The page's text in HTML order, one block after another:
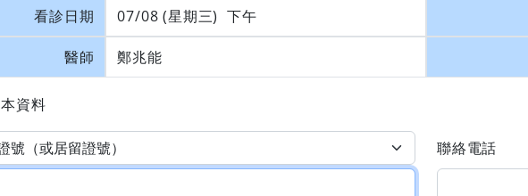
看診日期 07/08 (星期三) 下午
醫師 鄭兆能
資料
聯絡電話